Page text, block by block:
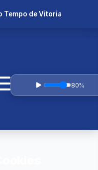
Tempo de Vitoria
80%